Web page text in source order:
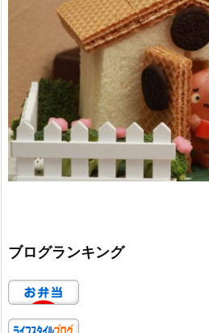
ブログランキング